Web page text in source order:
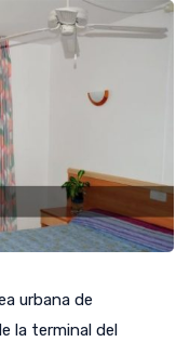
urbana de
la terminal del